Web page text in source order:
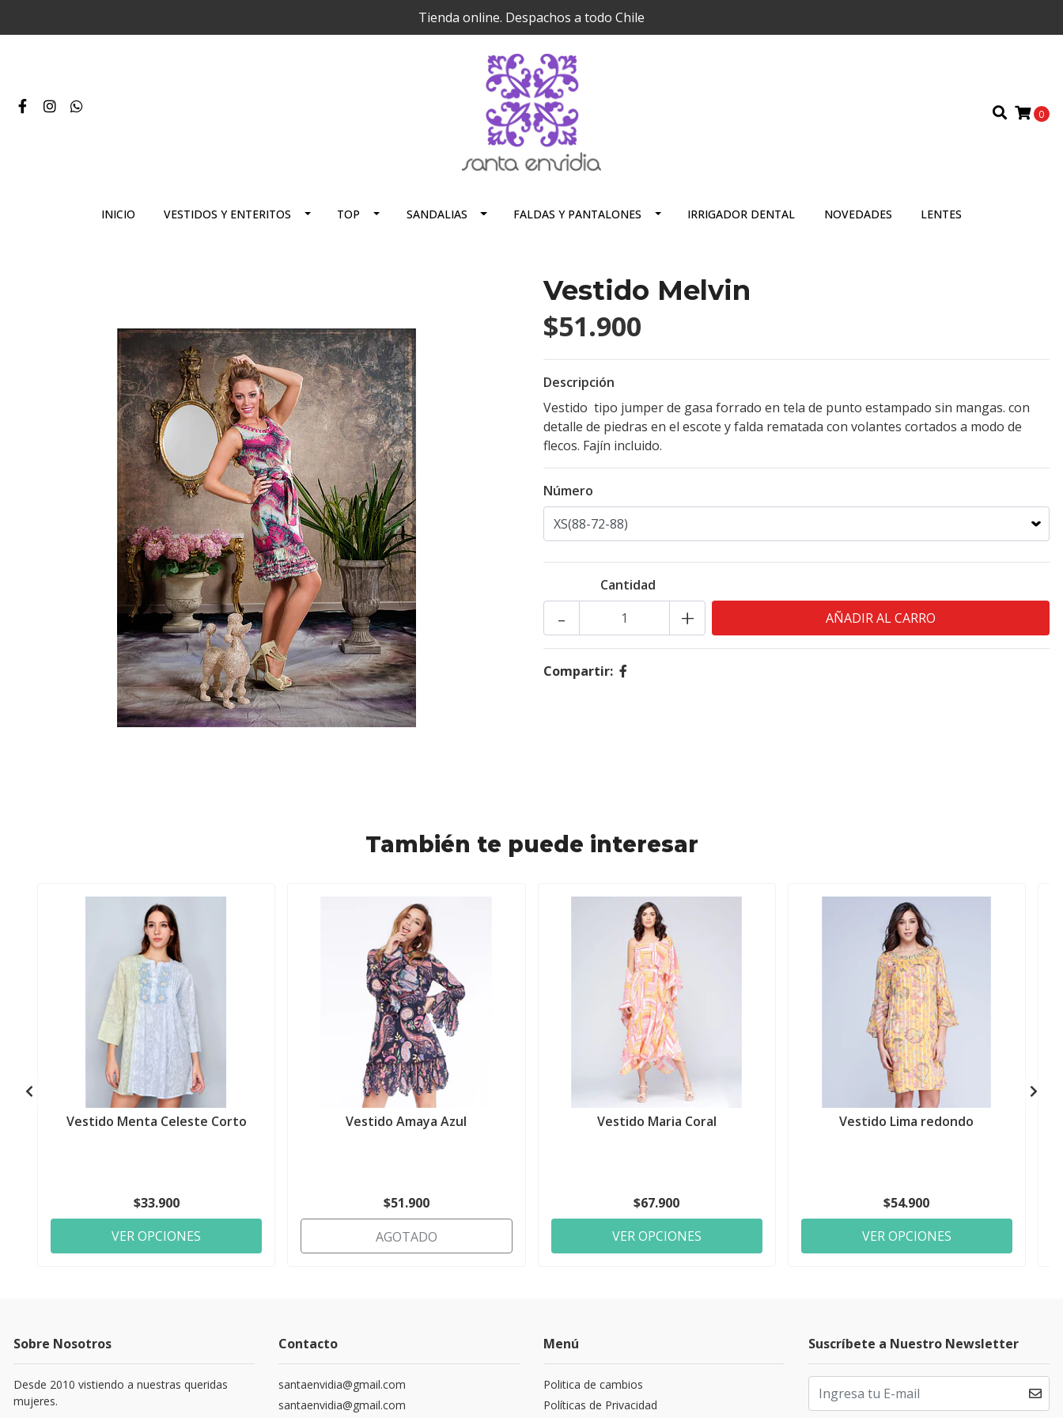
Tienda online. Despachos a todo Chile
0
INICIO VESTIDOS Y ENTERITOS TOP SANDALIAS FALDAS Y PANTALONES IRRIGADOR DENTAL NOVEDADES LENTES
Vestido Melvin
$51.900
Descripción
Vestido tipo jumper de gasa forrado en tela de punto estampado sin mangas. con
detalle de piedras en el escote y falda rematada con volantes cortados a modo de
flecos. Fajín incluido.
Número
Cantidad
+
-
Compartir:
También te puede interesar
Vestido Menta Celeste Corto
$33.900
VER OPCIONES
Vestido Amaya Azul
$51.900
AGOTADO
Vestido Maria Coral
$67.900
VER OPCIONES
Vestido Lima redondo
$54.900
VER OPCIONES
Sobre Nosotros
Desde 2010 vistiendo a nuestras queridas
mujeres.
Contacto
santaenvidia@gmail.com
santaenvidia@gmail.com
Menú
Politica de cambios
Políticas de Privacidad
Suscríbete a Nuestro Newsletter